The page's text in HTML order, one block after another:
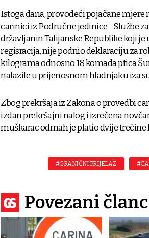
Istoga dana, provodeći pojačane
carinici iz Područne jedinice - Službe
državljanin Talijanske Republike koji
regisracija, nije podnio deklaraciju za
kilograma odnosno 18 komada ptica
nalazile u prijenosnom hladnjaku iza
Zbog prekršaja iz Zakona o provedbi
izdan prekršajni nalog i izrečena
muškarac odmah je platio dvije
#GRANIČNI PRIJELAZ
Povezani